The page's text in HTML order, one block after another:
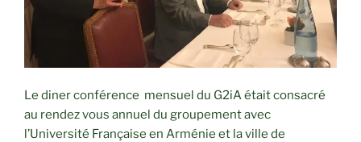
Le diner conférence mensuel du G2iA était consacré
au rendez vous annuel du groupement avec
l’Université Française en Arménie et la ville de